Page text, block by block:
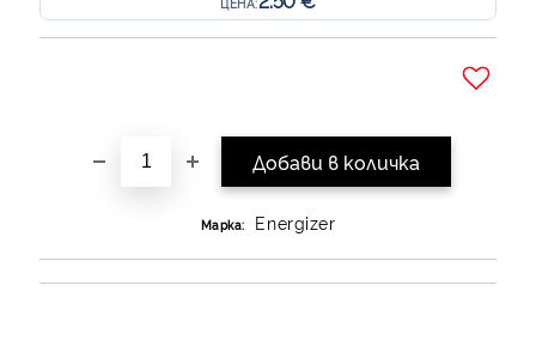
Марка: Energizer